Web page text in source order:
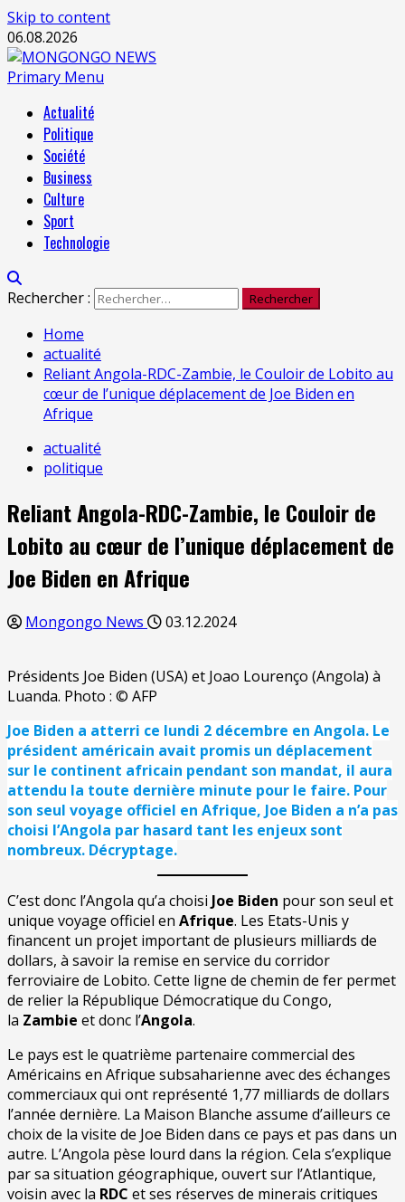
Skip to content
06.08.2026
Primary Menu
Actualité
Politique
Société
Business
Culture
Sport
Technologie
Rechercher :
Home
actualité
Reliant Angola-RDC-Zambie, le Couloir de Lobito au
cœur de l’unique déplacement de Joe Biden en
Afrique
actualité
politique
Reliant Angola-RDC-Zambie, le Couloir de
Lobito au cœur de l’unique déplacement de
Joe Biden en Afrique
Mongongo News 03.12.2024
Présidents Joe Biden (USA) et Joao Lourenço (Angola) à
Luanda. Photo : © AFP
Joe Biden a atterri ce lundi 2 décembre en Angola. Le
président américain avait promis un déplacement
sur le continent africain pendant son mandat, il aura
attendu la toute dernière minute pour le faire. Pour
son seul voyage officiel en Afrique, Joe Biden a n’a pas
choisi l’Angola par hasard tant les enjeux sont
nombreux. Décryptage.
C’est donc l’Angola qu’a choisi Joe Biden pour son seul et
unique voyage officiel en Afrique. Les Etats-Unis y
financent un projet important de plusieurs milliards de
dollars, à savoir la remise en service du corridor
ferroviaire de Lobito. Cette ligne de chemin de fer permet
de relier la République Démocratique du Congo,
la Zambie et donc l’Angola.
Le pays est le quatrième partenaire commercial des
Américains en Afrique subsaharienne avec des échanges
commerciaux qui ont représenté 1,77 milliards de dollars
l’année dernière. La Maison Blanche assume d’ailleurs ce
choix de la visite de Joe Biden dans ce pays et pas dans un
autre. L’Angola pèse lourd dans la région. Cela s’explique
par sa situation géographique, ouvert sur l’Atlantique,
voisin avec la RDC et ses réserves de minerais critiques